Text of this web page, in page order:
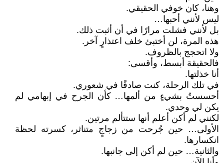
وهنا، كان خوفي الحقيقي.
ليس لأنني أحبها…
بل لأنني فشلت مرارًا في أن أثبت ذلك.
هذه المرة، لن أختبئ خلف اعتذارٍ آخر.
ولا اتحجج بالظروف.
فالحقيقة أبسط، وأقسى:
أنا خذلتها.
في تلك الرحلة، كنت صادقًا في شعوري.
أحسستُ بشيءٍ من ألمها… كأن الجرح في إبهامي لم
يكن لي وحدي.
لكنني لم أكن أعلم أنها ستتألم مرتين.
الأولى… حين جُرحت من زجاجٍ متناثر، كسرته لحظة
انكسارها.
والثانية… حين لم أكن إلى جانبها.